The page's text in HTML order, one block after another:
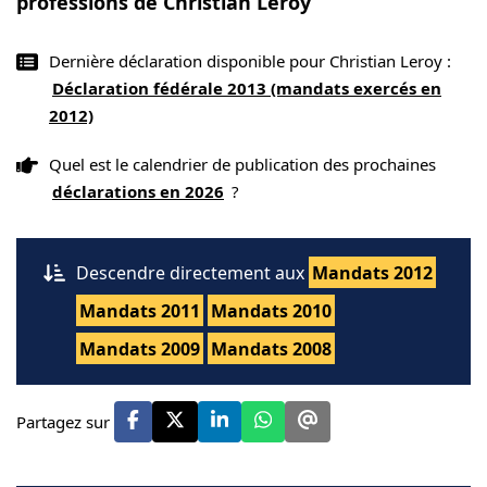
Dernière déclaration disponible pour Christian Leroy :
Déclaration fédérale 2013 (mandats exercés en
2012)
Quel est le calendrier de publication des prochaines
déclarations en 2026 ?
Descendre directement aux Mandats 2012
Mandats 2011 Mandats 2010
Mandats 2009 Mandats 2008
Partagez sur